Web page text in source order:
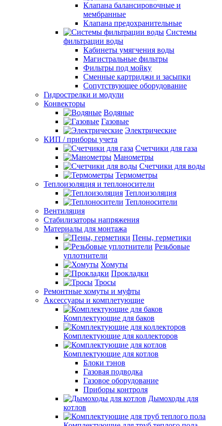
Клапана балансировочные и
мембранные
Клапана предохранительные
Системы
фильтрации воды
Кабинеты умягчения воды
Магистральные фильтры
Фильтры под мойку
Сменные картриджи и засыпки
Сопутствующее оборудование
Гидрострелки и модули
Конвекторы
Водяные
Газовые
Электрические
КИП / приборы учета
Счетчики для газа
Манометры
Счетчики для воды
Термометры
Теплоизоляция и теплоносители
Теплоизоляция
Теплоносители
Вентиляция
Стабилизаторы напряжения
Материалы для монтажа
Пены, герметики
Резьбовые
уплотнители
Хомуты
Прокладки
Тросы
Ремонтные хомуты и муфты
Аксессуары и комплетующие
Комплектующие для баков
Комплектующие для коллекторов
Комплектующие для котлов
Блоки тэнов
Газовая подводка
Газовое оборудование
Приборы контроля
Дымоходы для
котлов